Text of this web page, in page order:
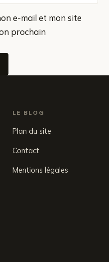
e-mail et mon site
prochain
LE BLOG
Plan du site
Contact
Mentions légales